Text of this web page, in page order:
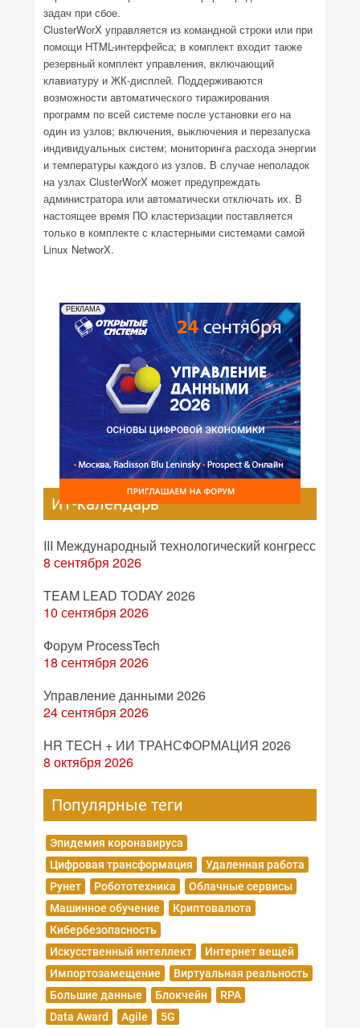
задач при сбое.
ClusterWorX управляется из командной строки или при
помощи HTML-интерфейса; в комплект входит также
резервный комплект управления, включающий
клавиатуру и ЖК-дисплей. Поддерживаются
возможности автоматического тиражирования
программ по всей системе после установки его на
один из узлов; включения, выключения и перезапуска
индивидуальных систем; мониторинга расхода энергии
и температуры каждого из узлов. В случае неполадок
на узлах ClusterWorX может предупреждать
администратора или автоматически отключать их. В
настоящее время ПО кластеризации поставляется
только в комплекте с кластерными системами самой
Linux NetworX.
РЕКЛАМА
ИТ-календарь
III Международный технологический конгресс
8 сентября 2026
TEAM LEAD TODAY 2026
10 сентября 2026
Форум ProcessTech
18 сентября 2026
Управление данными 2026
24 сентября 2026
HR TECH + ИИ ТРАНСФОРМАЦИЯ 2026
8 октября 2026
Популярные теги
Эпидемия коронавируса
Цифровая трансформация
Удаленная работа
Рунет
Робототехника
Облачные сервисы
Машинное обучение
Криптовалюта
Кибербезопасность
Искусственный интеллект
Интернет вещей
Импортозамещение
Виртуальная реальность
Большие данные
Блокчейн
RPA
Data Award
Agile 5G